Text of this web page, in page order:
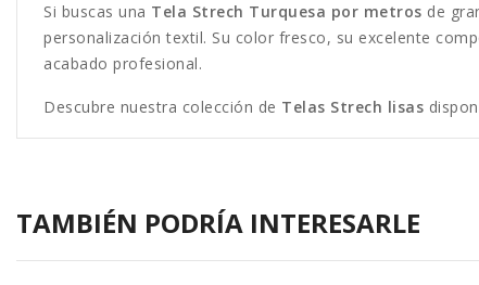
Si buscas una Tela Strech Turquesa por metros de
personalización textil. Su color fresco, su excelente
acabado profesional.
Descubre nuestra colección de Telas Strech lisas
TAMBIÉN PODRÍA INTERESARLE